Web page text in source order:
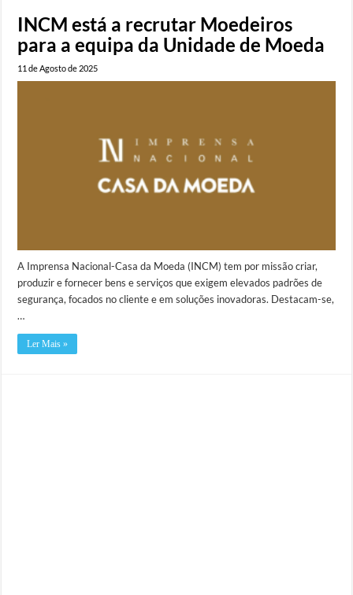
INCM está a recrutar Moedeiros
para a equipa da Unidade de Moeda
11 de Agosto de 2025
A Imprensa Nacional-Casa da Moeda (INCM) tem por missão criar,
produzir e fornecer bens e serviços que exigem elevados padrões de
segurança, focados no cliente e em soluções inovadoras. Destacam-se,
…
Ler Mais »